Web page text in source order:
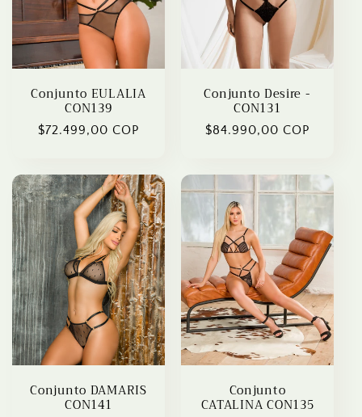
Conjunto EULALIA
CON139
Regular
$72.499,00 COP
Conjunto Desire -
CON131
Regular
$84.990,00 COP
Conjunto DAMARIS
CON141
Conjunto
CATALINA CON135